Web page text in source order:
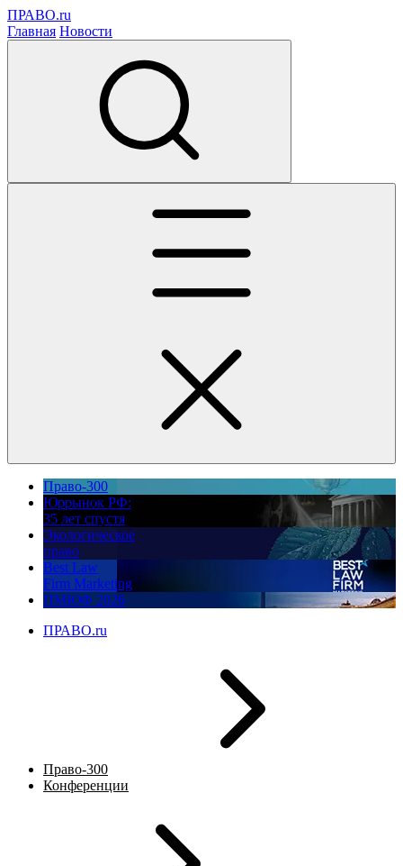
ПРАВО.ru
Главная Новости
Право-300
Юррынок РФ:
35 лет спустя
Экологическое
право
Best Law
Firm Marketing
ПМЮФ 2026
ПРАВО.ru
Право-300
Конференции